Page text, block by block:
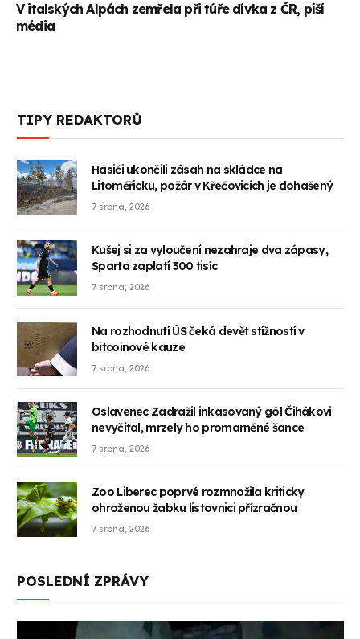
V italských Alpách zemřela při túře dívka z ČR, píší
média
TIPY REDAKTORŮ
Hasiči ukončili zásah na skládce na
Litoměřicku, požár v Křečovicích je dohašený
7 srpna, 2026
Kušej si za vyloučení nezahraje dva zápasy,
Sparta zaplatí 300 tisíc
7 srpna, 2026
Na rozhodnutí ÚS čeká devět stížností v
bitcoinové kauze
7 srpna, 2026
Oslavenec Zadražil inkasovaný gól Čihákovi
nevyčítal, mrzely ho promarněné šance
7 srpna, 2026
Zoo Liberec poprvé rozmnožila kriticky
ohroženou žabku listovnici přízračnou
7 srpna, 2026
POSLEDNÍ ZPRÁVY